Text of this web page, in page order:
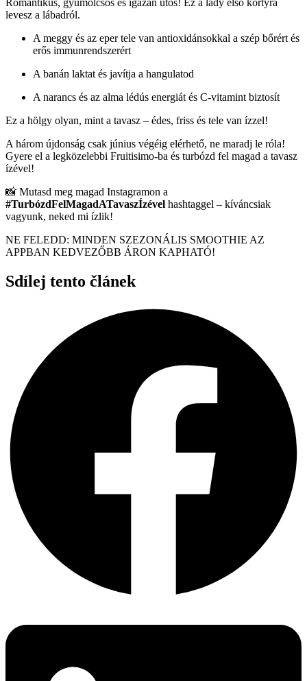
Romantikus, gyümölcsös és igazán ütős! Ez a lady első kortyra
levesz a lábadról.
A meggy és az eper tele van antioxidánsokkal a szép bőrért és
erős immunrendszerért
A banán laktat és javítja a hangulatod
A narancs és az alma lédús energiát és C-vitamint biztosít
Ez a hölgy olyan, mint a tavasz – édes, friss és tele van ízzel!
A három újdonság csak június végéig elérhető, ne maradj le róla!
Gyere el a legközelebbi Fruitisimo-ba és turbózd fel magad a tavasz
ízével!
📸 Mutasd meg magad Instagramon a
#TurbózdFelMagadATavaszÍzével hashtaggel – kíváncsiak
vagyunk, neked mi ízlik!
NE FELEDD: MINDEN SZEZONÁLIS SMOOTHIE AZ
APPBAN KEDVEZŐBB ÁRON KAPHATÓ!
Sdílej tento článek